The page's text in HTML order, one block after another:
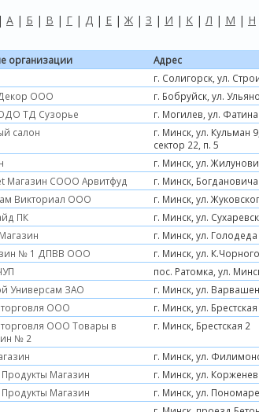
| А | Б | В | Г | Д | Е | Ж | З | И | К |Л | М | Н
организации Адрес
г. Солигорск, ул.
ООО г. Бобруйск, ул.
ТД Сузорье г. Могилев, ул.
салон
г. Минск, ул. Кульман
сектор 22, п. 5
г. Минск, ул.
Магазин СООО Арвитфуд г. Минск,
Викториал ООО г. Минск, ул.
ПК г. Минск, ул.
г. Минск, ул.
№ 1 ДПВВ ООО г. Минск, ул.
пос. Ратомка, ул.
Универсам ЗАО г. Минск, ул.
торговля ООО г. Минск, ул. Брестская
торговля ООО Товары в
№ 2
г. Минск, Брестская 2
г. Минск, ул.
Магазин г. Минск, ул.
Магазин г. Минск, ул.